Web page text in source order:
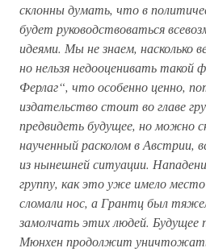
склонны думать, что в
будет руководствоваться
идеями. Мы не знаем, насколько
но нельзя недооценивать
Ферлаг“, что особенно ценно,
издательство стоит во главе
предвидеть будущее, но можно
наученный расколом в Австрии,
из нынешней ситуации.
группу, как это уже имело
сломали нос, а Грантц был
замолчать этих людей.
Мюнхен продолжит